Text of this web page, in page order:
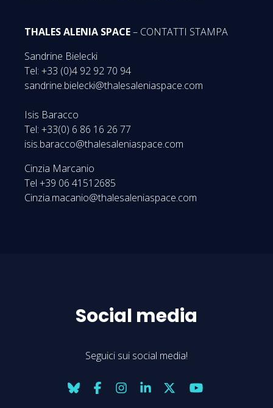
THALES ALENIA SPACE– CONTATTI STAMPA
Sandrine Bielecki
Tel: +33 (0)4 92 92 70 94
sandrine.bielecki@thalesaleniaspace.com
Isis Baracco
Tel: +33(0) 6 86 16 26 77
isis.baracco@thalesaleniaspace.com
Cinzia Marcanio
Tel +39 06 41512685
Cinzia.macanio@thalesaleniaspace.com
Social media
Seguici sui social media!